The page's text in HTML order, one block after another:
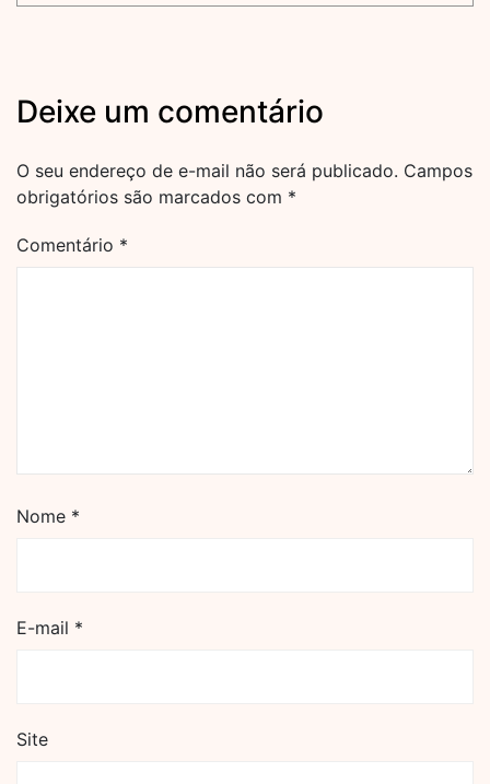
Deixe um comentário
O seu endereço de e-mail não será publicado. Campos
obrigatórios são marcados com *
Comentário *
Nome *
E-mail *
Site